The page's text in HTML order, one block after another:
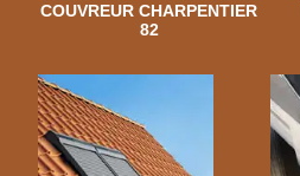
COUVREUR CHARPENTIER
82